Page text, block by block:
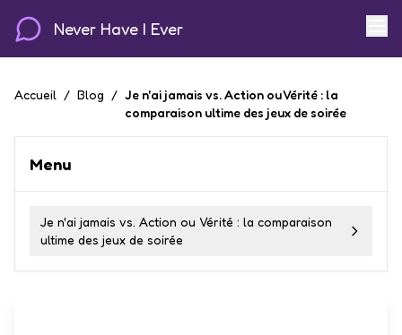
Never Have I Ever
Accueil / Blog / Je n'ai jamais vs. Action ou Vérité : la
comparaison ultime des jeux de soirée
Menu
Je n'ai jamais vs. Action ou Vérité : la comparaison
ultime des jeux de soirée